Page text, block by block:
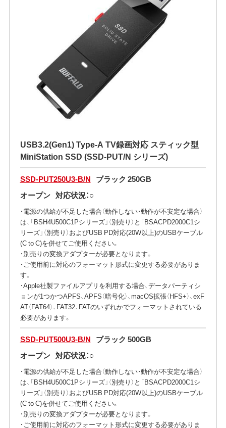
USB3.2(Gen1) Type-A TV録画対応 スティック型
MiniStation SSD (SSD-PUT/N シリーズ)
SSD-PUT250U3-B/N ブラック 250GB
オープン 対応状況：○
・電源の供給が不足した場合（動作しない・動作が不安定な場合）
は、「BSH4U500C1Pシリーズ」（別売り）と「BSACPD2000C1シ
リーズ」（別売り）およびUSB PD対応(20W以上)のUSBケーブル
(C to C)を併せてご使用ください。
・別売りの変換アダプターが必要となります。
・ご使用前に対応のフォーマット形式に変更する必要がありま
す。
・Apple社製ファイルアプリを利用する場合、データパーティシ
ョンが1つかつAPFS、APFS（暗号化）、macOS拡張（HFS+）、exF
AT（FAT64）、FAT32、FATのいずれかでフォーマットされている
必要があります。
SSD-PUT500U3-B/N ブラック 500GB
オープン 対応状況：○
・電源の供給が不足した場合（動作しない・動作が不安定な場合）
は、「BSH4U500C1Pシリーズ」（別売り）と「BSACPD2000C1シ
リーズ」（別売り）およびUSB PD対応(20W以上)のUSBケーブル
(C to C)を併せてご使用ください。
・別売りの変換アダプターが必要となります。
・ご使用前に対応のフォーマット形式に変更する必要がありま